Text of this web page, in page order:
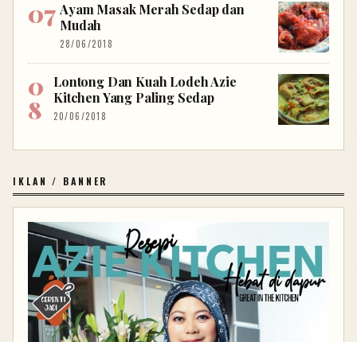
Ayam Masak Merah Sedap dan
Mudah
28/06/2018
Lontong Dan Kuah Lodeh Azie
Kitchen Yang Paling Sedap
20/06/2018
IKLAN / BANNER